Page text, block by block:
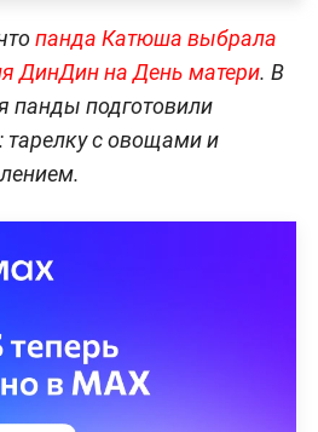
панда Катюша выбрала
ДинДин на День матери. В
панды подготовили
с овощами и